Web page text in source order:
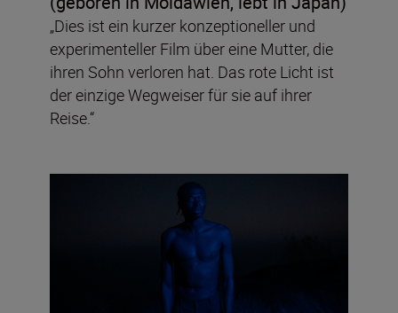
„Dies ist ein kurzer konzeptioneller und
experimenteller Film über eine Mutter, die
ihren Sohn verloren hat. Das rote Licht ist
der einzige Wegweiser für sie auf ihrer
Reise.“